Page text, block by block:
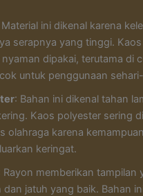
Material ini dikenal karena
serapnya yang tinggi.
dipakai, terutama di
untuk penggunaan
: Bahan ini dikenal tahan
Kaos polyester sering
olahraga karena
keringat.
Rayon memberikan tampilan
dan jatuh yang baik. Bahan